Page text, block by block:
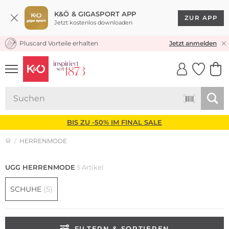
K&Ö & GIGASPORT APP
Jetzt kostenlos downloaden
ZUR APP
KOSTENLOSER VERSAND* & RÜCKVERSAND
Pluscard Vorteile erhalten Jetzt anmelden
UNSERE APP
CLICK &
BIS ZU -50% IM FINAL SALE
HERRENMODE
UGG HERRENMODE 5 Artikel
SCHUHE (5)